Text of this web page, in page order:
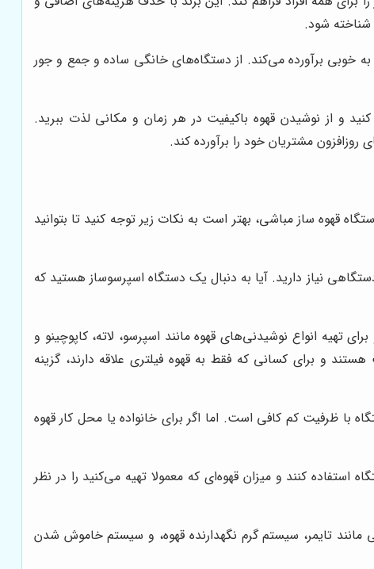
شناخته شود.
به خوبی برآورده می‌کند. از دستگاه‌های خانگی ساده و جمع و جور
و از نوشیدن قهوه باکیفیت در هر زمان و مکانی لذت ببرید.
مشتریان خود را برآورده کند.
قهوه ساز مباشی، بهتر است به نکات زیر توجه کنید تا بتوانید
نیاز دارید. آیا به دنبال یک دستگاه اسپرسوساز هستید که
تهیه انواع نوشیدنی‌های قهوه مانند اسپرسو، لاته، کاپوچینو و
و برای کسانی که فقط به قهوه فیلتری علاقه دارند، گزینه
با ظرفیت کم کافی است. اما اگر برای خانواده یا محل کار قهوه
کنند و میزان قهوه‌ای که معمولا تهیه می‌کنید را در نظر
مانند تایمر، سیستم گرم نگهدارنده قهوه، و سیستم خاموش شدن